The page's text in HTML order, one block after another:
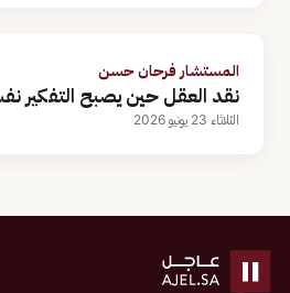
المستشار فرحان حسن
نقد العقل حين يصبح التفكير
الثلاثاء 23 يونيو 2026